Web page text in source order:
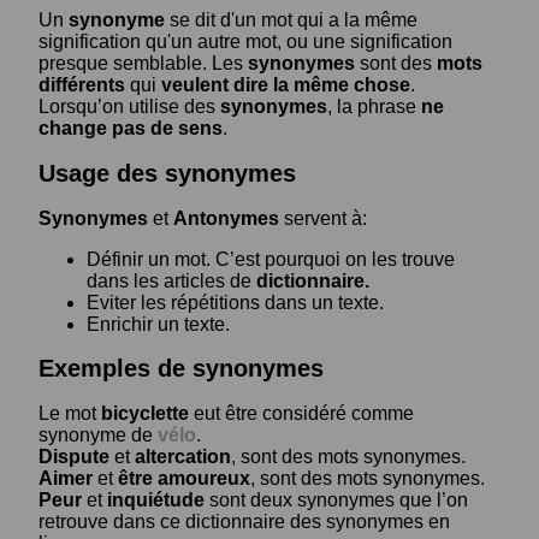
Un synonyme se dit d'un mot qui a la même
signification qu'un autre mot, ou une signification
presque semblable. Les synonymes sont des mots
différents qui veulent dire la même chose.
Lorsqu’on utilise des synonymes, la phrase ne
change pas de sens.
Usage des synonymes
Synonymes et Antonymes servent à:
Définir un mot. C’est pourquoi on les trouve
dans les articles de dictionnaire.
Eviter les répétitions dans un texte.
Enrichir un texte.
Exemples de synonymes
Le mot bicyclette eut être considéré comme
synonyme de vélo.
Dispute etaltercation, sont des mots synonymes.
Aimer etêtre amoureux, sont des mots synonymes.
Peur et inquiétude sont deux synonymes que l’on
retrouve dans ce dictionnaire des synonymes en